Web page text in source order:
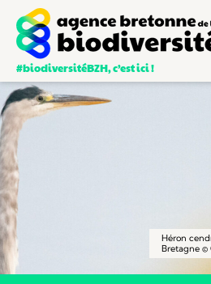
#biodiversitéBZH, c’est ici !
Héron
Bretagne ©